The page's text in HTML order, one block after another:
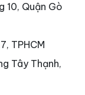
10, Quận Gò
TPHCM
Tây Thạnh,